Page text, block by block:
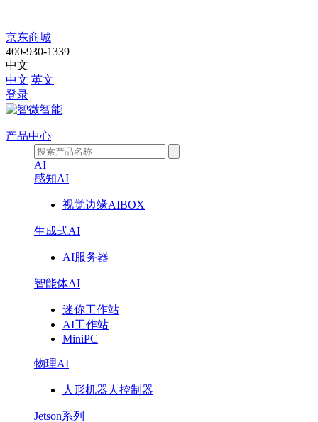
智
擎
EII-
6100
京东商城
400-930-1339
中文
中文 英文
登录
产品中心
AI
感知AI
视觉边缘AIBOX
生成式AI
AI服务器
智能体AI
迷你工作站
AI工作站
MiniPC
物理AI
人形机器人控制器
Jetson系列